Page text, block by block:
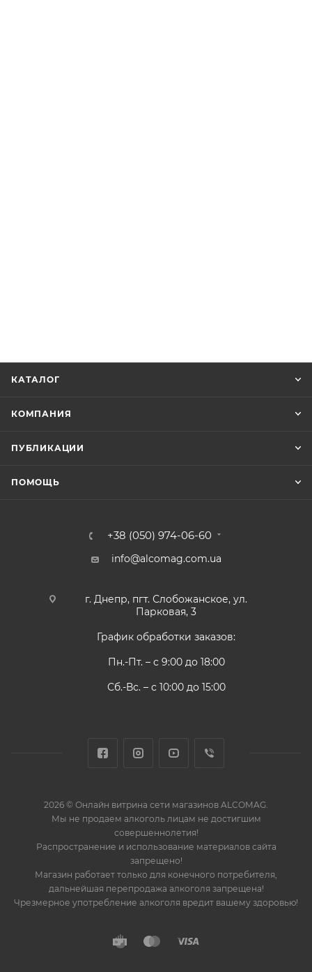
КАТАЛОГ
КОМПАНИЯ
ПУБЛИКАЦИИ
ПОМОЩЬ
+38 (050) 974-06-60
info@alcomag.com.ua
г. Днепр, пгт. Слобожанское, ул.
Парковая, 3
График обработки заказов:
Пн.-Пт. – с 9:00 до 18:00
Сб.-Вс. – с 10:00 до 15:00
2026 © Онлайн витрина сети магазинов ALCOMAG.
Мы не продаем алкоголь лицам не достигшим
совершеннолетия!
Распространение и использование материалов сайта
запрещено!
Магазин работает только для конечного потребителя,
дальнейшая перепродажа алкоголя запрещена!
Чрезмерное употребление алкоголя вредит вашему здоровью!